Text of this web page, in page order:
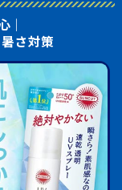
｜
さ対策